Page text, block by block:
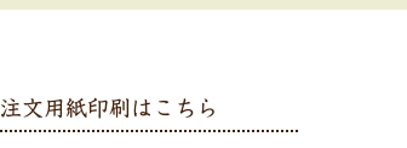
注文用紙印刷はこちら